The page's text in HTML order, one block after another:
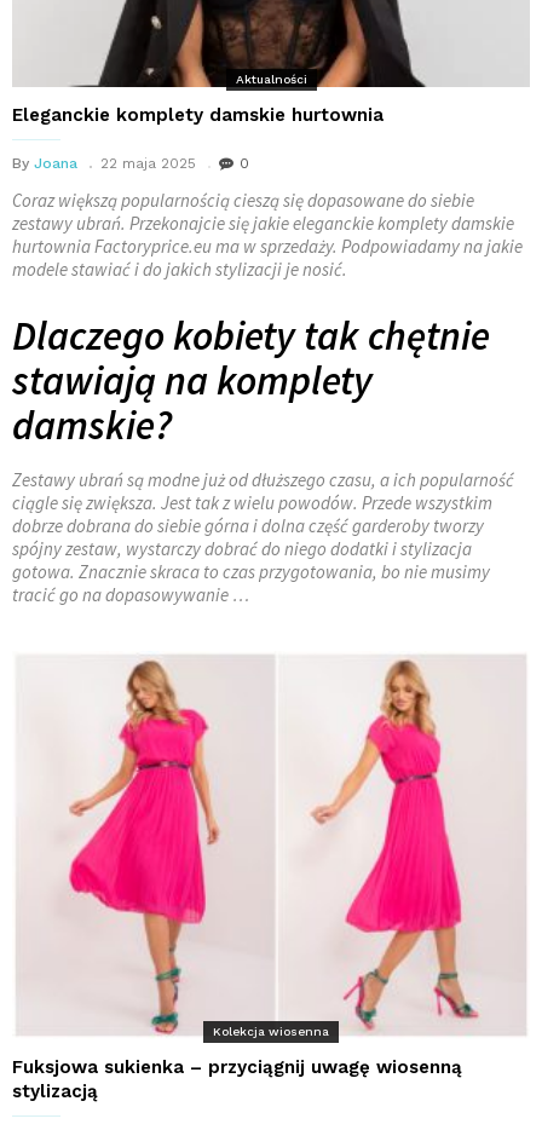
Aktualności
Eleganckie komplety damskie hurtownia
By Joana 22 maja 2025 0
Coraz większą popularnością cieszą się dopasowane do siebie
zestawy ubrań. Przekonajcie się jakie eleganckie komplety damskie
hurtownia Factoryprice.eu ma w sprzedaży. Podpowiadamy na jakie
modele stawiać i do jakich stylizacji je nosić.
Dlaczego kobiety tak chętnie
stawiają na komplety
damskie?
Zestawy ubrań są modne już od dłuższego czasu, a ich popularność
ciągle się zwiększa. Jest tak z wielu powodów. Przede wszystkim
dobrze dobrana do siebie górna i dolna część garderoby tworzy
spójny zestaw, wystarczy dobrać do niego dodatki i stylizacja
gotowa. Znacznie skraca to czas przygotowania, bo nie musimy
tracić go na dopasowywanie …
Kolekcja wiosenna
Fuksjowa sukienka – przyciągnij uwagę wiosenną
stylizacją